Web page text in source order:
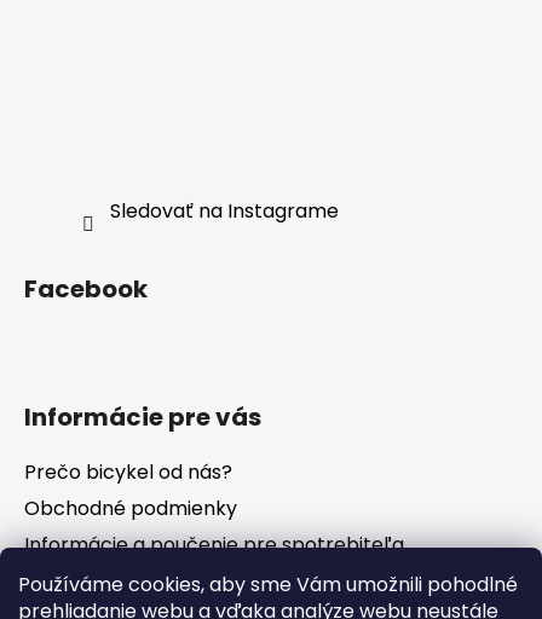
Používáme cookies, aby sme Vám umožnili pohodlné
prehliadanie webu a vďaka analýze webu neustále
Sledovať na Instagrame
Facebook
Informácie pre vás
Prečo bicykel od nás?
Obchodné podmienky
Informácie a poučenie pre spotrebiteľa
Vrátenie tovaru - odstúpenie od zmluvy